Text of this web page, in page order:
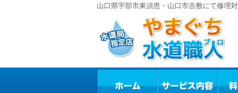
山口県宇部市東須恵・山口市吉敷にて修理